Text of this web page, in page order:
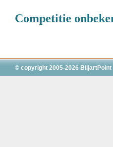
Competitie
© copyright 2005-2026 BiljartPoint